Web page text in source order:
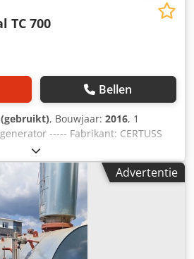
TC 700
Bellen
, Bouwjaar: 2016, 1
----- Fabrikant: CERTUSS
700 kg/u Maximaal
Werkdruk: 10 bar Watergehalte:
Dcedpswhxh Asfx Ah Isk CE-
2016 uitgerust met Certuss
Schakelkast met
op de ketelbehuizing, en de
fittingen
Advertentie